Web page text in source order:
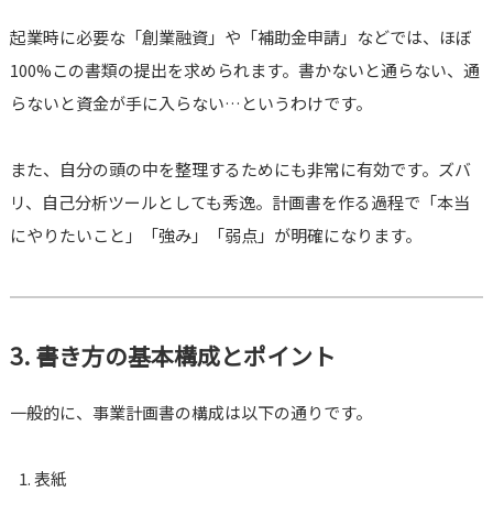
起業時に必要な「創業融資」や「補助金申請」などでは、ほぼ
100%この書類の提出を求められます。書かないと通らない、通
らないと資金が手に入らない…というわけです。
また、自分の頭の中を整理するためにも非常に有効です。ズバ
リ、自己分析ツールとしても秀逸。計画書を作る過程で「本当
にやりたいこと」「強み」「弱点」が明確になります。
3. 書き方の基本構成とポイント
一般的に、事業計画書の構成は以下の通りです。
表紙